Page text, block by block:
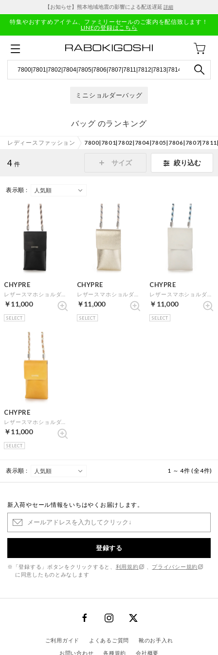
【お知らせ】熊本地域地震の影響による配送遅延 詳細
特集やおすすめアイテム、ファミリーセールのご案内を配信致します！
LINEの登録はこちら
ミニショルダーバッグ
バッグ のランキング
レディースファッション
4 件 サイズ 絞り込む
表示順 :
CHYPRE
￥11,000
SELECT
CHYPRE
￥11,000
SELECT
CHYPRE
￥11,000
SELECT
CHYPRE
￥11,000
SELECT
表示順 : 1 ～ 4件 (全4件)
新入荷やセール情報をいちはやくお届けします。
登録する
※「登録する」ボタンをクリックすると、 利用規約
プライバシー規約
に同意したものとみなします
ご利用ガイド よくあるご質問
靴のお手入れ
お問い合わせ
各種規約 会社概要